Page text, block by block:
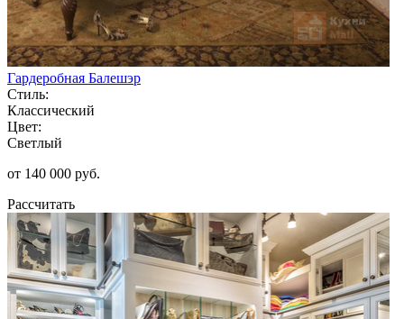
Гардеробная Балешэр
Стиль:
Классический
Цвет:
Светлый
от 140 000 руб.
Рассчитать